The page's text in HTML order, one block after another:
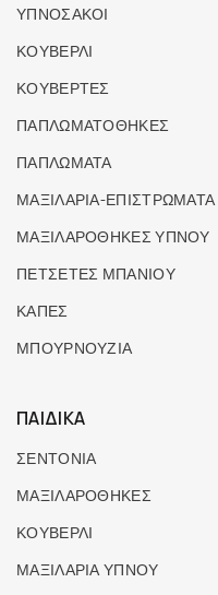
ΥΠΝΟΣΑΚΟΙ
ΚΟΥΒΕΡΛΙ
ΚΟΥΒΕΡΤΕΣ
ΠΑΠΛΩΜΑΤΟΘΗΚΕΣ
ΠΑΠΛΩΜΑΤΑ
ΜΑΞΙΛΑΡΙΑ-ΕΠΙΣΤΡΩΜΑΤΑ
ΜΑΞΙΛΑΡΟΘΗΚΕΣ ΥΠΝΟΥ
ΠΕΤΣΕΤΕΣ ΜΠΑΝΙΟΥ
ΚΑΠΕΣ
ΜΠΟΥΡΝΟΥΖΙΑ
ΠΑΙΔΙΚΑ
ΣΕΝΤΟΝΙΑ
ΜΑΞΙΛΑΡΟΘΗΚΕΣ
ΚΟΥΒΕΡΛΙ
ΜΑΞΙΛΑΡΙΑ ΥΠΝΟΥ